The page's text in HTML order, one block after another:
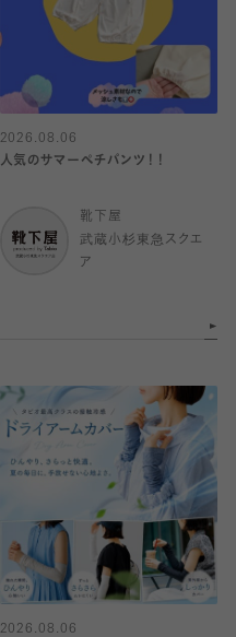
2026.08.06
人気のサマーペチパンツ！！
靴下屋
武蔵小杉東急スクエ
ア
2026.08.06